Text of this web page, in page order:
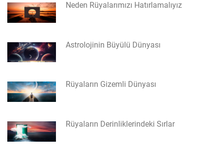
Neden Rüyalarımızı Hatırlamalıyız
Astrolojinin Büyülü Dünyası
Rüyaların Gizemli Dünyası
Rüyaların Derinliklerindeki Sırlar